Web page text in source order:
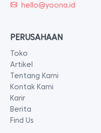
hello@yoona.id
PERUSAHAAN
Toko
Artikel
Tentang Kami
Kontak Kami
Karir
Berita
Find Us